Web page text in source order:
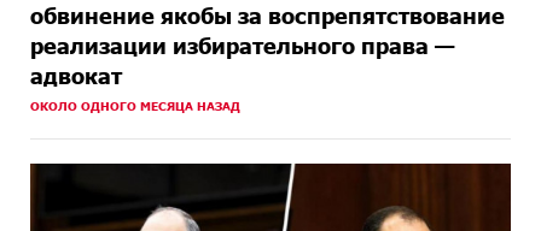
обвинение якобы за воспрепятствование
реализации избирательного права —
адвокат
ОКОЛО ОДНОГО МЕСЯЦА НАЗАД